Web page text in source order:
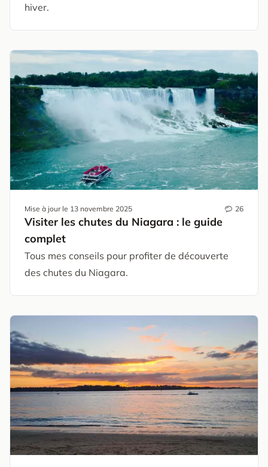
hiver.
Mise à jour le 13 novembre 2025 26
Visiter les chutes du Niagara : le guide
complet
Tous mes conseils pour profiter de découverte
des chutes du Niagara.